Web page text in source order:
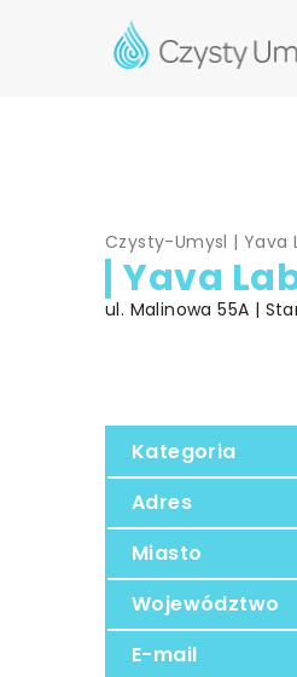
Czysty-Umysl |Yava
Yava
ul. Malinowa 55A |
Kategoria
Adres
Miasto
Województwo
E-mail